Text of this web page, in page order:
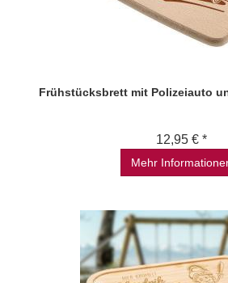
Frühstücksbrett mit Polizeiauto
12,95 € *
Mehr